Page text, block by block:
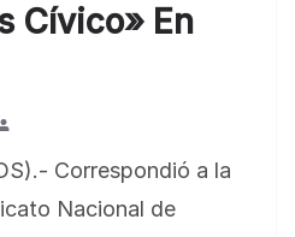
Cívico» En
Correspondió a la
Nacional de